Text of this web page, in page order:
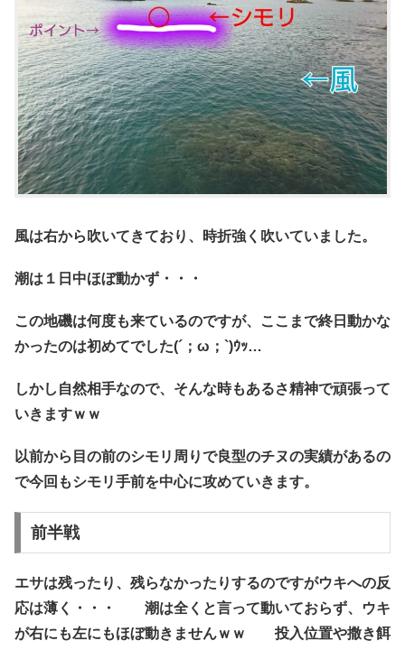
風は右から吹いてきており、時折強く吹いていました。
潮は１日中ほぼ動かず・・・
この地磯は何度も来ているのですが、ここまで終日動かな
かったのは初めてでした(´；ω；`)ｳｯ…
しかし自然相手なので、そんな時もあるさ精神で頑張って
いきますｗｗ
以前から目の前のシモリ周りで良型のチヌの実績があるの
で今回もシモリ手前を中心に攻めていきます。
前半戦
エサは残ったり、残らなかったりするのですがウキへの反
応は薄く・・・ 潮は全くと言って動いておらず、ウキ
が右にも左にもほぼ動きませんｗｗ 投入位置や撒き餌